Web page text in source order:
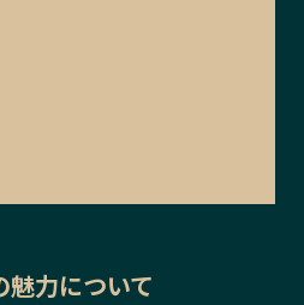
力について